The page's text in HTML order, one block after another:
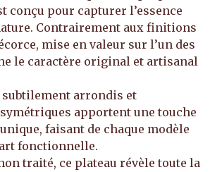
conçu pour capturer l’essence
Contrairement aux finitions
mise en valeur sur l’un des
le caractère original et artisanal
arrondis et
apportent une touche
faisant de chaque modèle
fonctionnelle.
traité, ce plateau révèle toute la